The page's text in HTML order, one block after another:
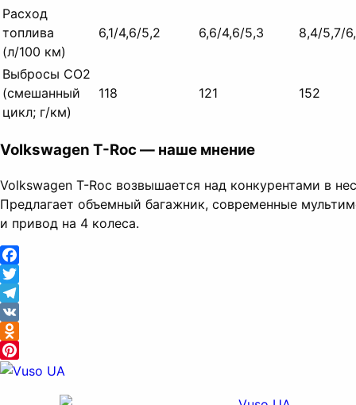
Расход
топлива
(л/100 км)
6,1/4,6/5,2 6,6/4,6/5,3 8,4/5,7/
Выбросы CO2
(смешанный
цикл; г/км)
118 121 152
Volkswagen T-Roc — наше мнение
Volkswagen T-Roc возвышается над конкурентами в
Предлагает объемный багажник, современные
и привод на 4 колеса.
Facebook
Twitter
Telegram
VK
Odnoklassniki
Pinterest